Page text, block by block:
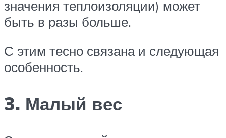
значения теплоизоляции) может
быть в разы больше.
С этим тесно связана и следующая
особенность.
3. Малый вес